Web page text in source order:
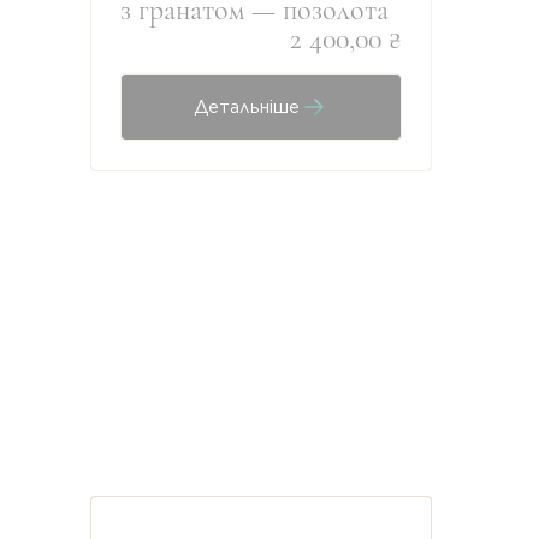
з гранатом — позолота
2 400,00 ₴
Детальніше